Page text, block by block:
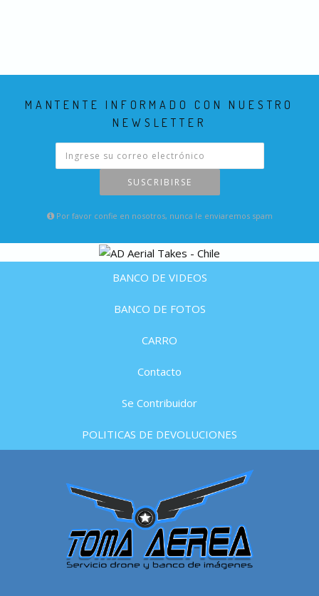
MANTENTE INFORMADO CON NUESTRO
NEWSLETTER
SUSCRIBIRSE
Por favor confie en nosotros, nunca le enviaremos spam
BANCO DE VIDEOS
BANCO DE FOTOS
CARRO
Contacto
Se Contribuidor
POLITICAS DE DEVOLUCIONES